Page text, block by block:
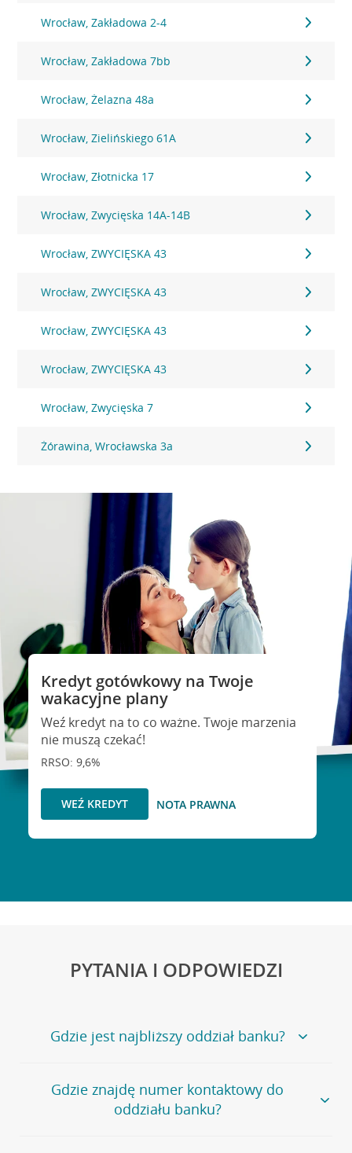
Wrocław, Zakładowa 2-4
Wrocław, Zakładowa 7bb
Wrocław, Żelazna 48a
Wrocław, Zielińskiego 61A
Wrocław, Złotnicka 17
Wrocław, Zwycięska 14A-14B
Wrocław, ZWYCIĘSKA 43
Wrocław, ZWYCIĘSKA 43
Wrocław, ZWYCIĘSKA 43
Wrocław, ZWYCIĘSKA 43
Wrocław, Zwycięska 7
Żórawina, Wrocławska 3a
Kredyt gotówkowy na Twoje
wakacyjne plany
Weź kredyt na to co ważne. Twoje marzenia
nie muszą czekać!
RRSO: 9,6%
WEŹ KREDYT NOTA PRAWNA
PYTANIA I ODPOWIEDZI
Gdzie jest najbliższy oddział banku?
Jeśli szukasz oddziału naszego banku, zapraszamy na
stronęPlacówki i bankomaty, na której znajduje się
wygodna wyszukiwarka.
Gdzie znajdę numer kontaktowy do
oddziału banku?